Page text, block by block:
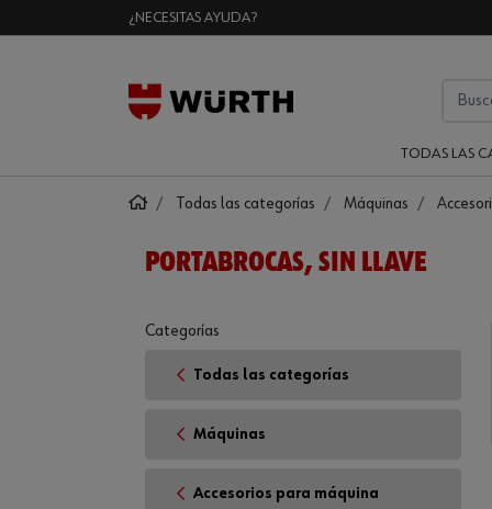
¿NECESITAS AYUDA?
TODAS LAS
Todas las categorías Máquinas
PORTABROCAS, SIN LLAVE
Categorías
Todas las categorías
Máquinas
Accesorios para máquina